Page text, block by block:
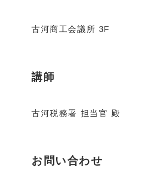
古河商工会議所 3F
講師
古河税務署 担当官 殿
お問い合わせ